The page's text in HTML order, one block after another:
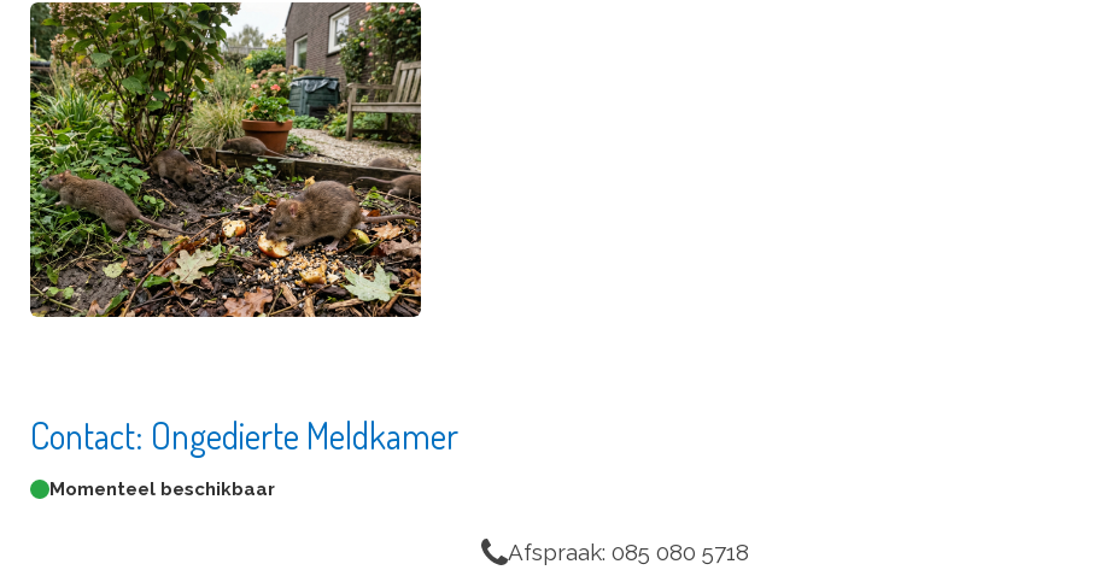
Contact: Ongedierte Meldkamer
Momenteel beschikbaar
Afspraak: 085 080 5718